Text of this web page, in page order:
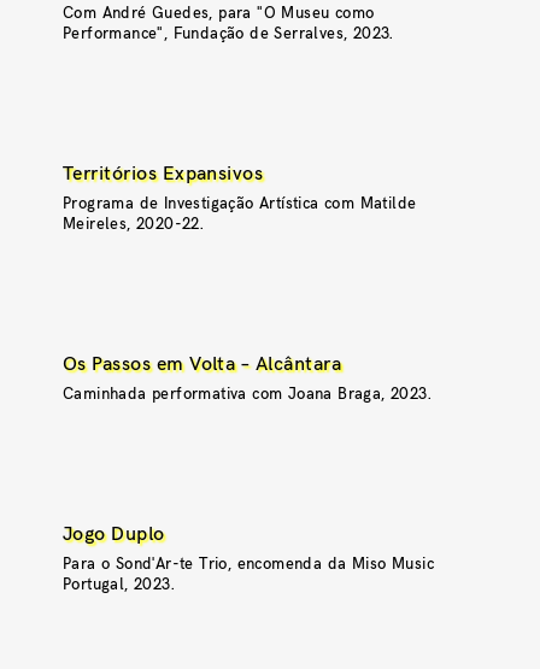
Com André Guedes, para "O Museu como
Performance", Fundação de Serralves, 2023.
Territórios Expansivos
Programa de Investigação Artística com Matilde
Meireles, 2020-22.
Os Passos em Volta – Alcântara
Caminhada performativa com Joana Braga, 2023.
Jogo Duplo
Para o Sond'Ar-te Trio, encomenda da Miso Music
Portugal, 2023.